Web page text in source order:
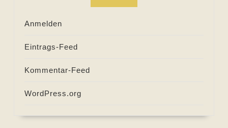
Anmelden
Eintrags-Feed
Kommentar-Feed
WordPress.org